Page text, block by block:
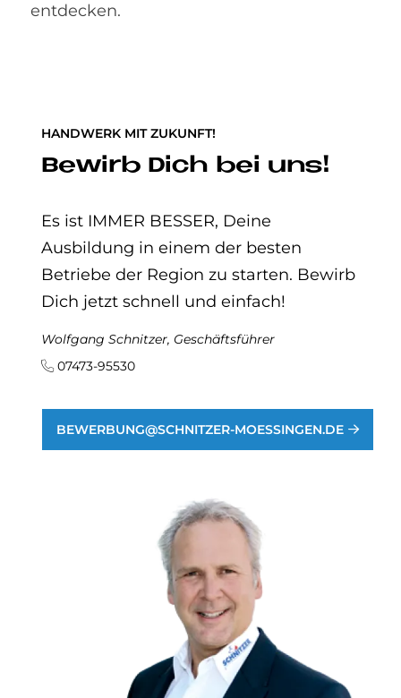
entdecken.
HANDWERK MIT ZUKUNFT!
Be­wirb Dich bei uns!
Es ist IMMER BESSER, Deine
Ausbildung in einem der besten
Betriebe der Region zu starten. Bewirb
Dich jetzt schnell und einfach!
Wolfgang Schnitzer, Geschäftsführer
07473-95530
BEWERBUNG@SCHNITZER-MOESSINGEN.DE